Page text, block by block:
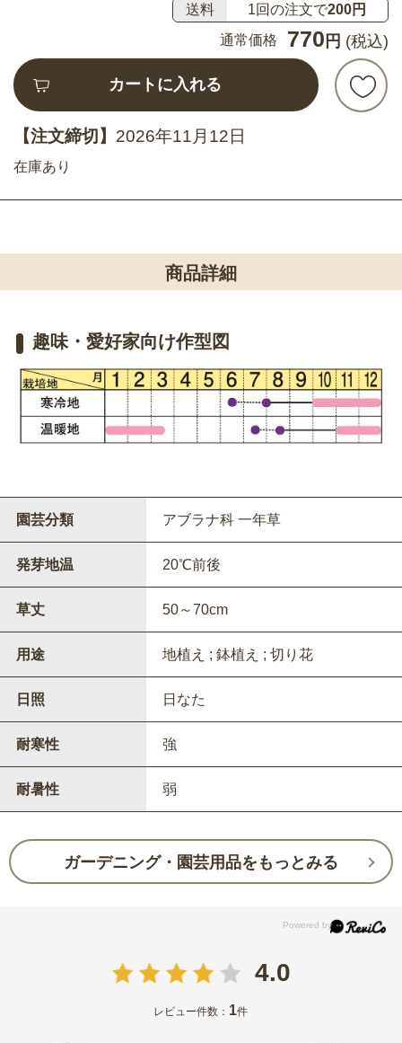
送料 1回の注文で200円
通常価格
770 円 (税込)
カートに入れる
【注文締切】 2026年11月12日
在庫あり
商品詳細
趣味・愛好家向け作型図
園芸分類 アブラナ科 一年草
発芽地温 20℃前後
草丈 50～70cm
用途 地植え ; 鉢植え ; 切り花
日照 日なた
耐寒性 強
耐暑性 弱
ガーデニング・園芸用品をもっとみる
4.0
レビュー件数： 1件